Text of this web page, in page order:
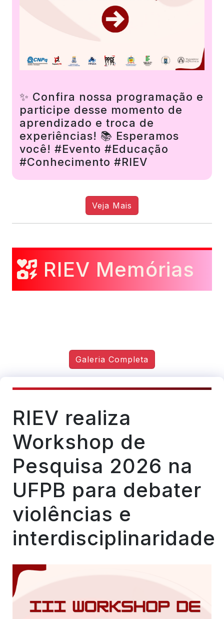
✨ Confira nossa programação e
participe desse momento de
aprendizado e troca de
experiências! 📚 Esperamos
você! #Evento #Educação
#Conhecimento #RIEV
Veja Mais
RIEV Memórias
Galeria Completa
RIEV realiza
Workshop de
Pesquisa 2026 na
UFPB para debater
violências e
interdisciplinaridade